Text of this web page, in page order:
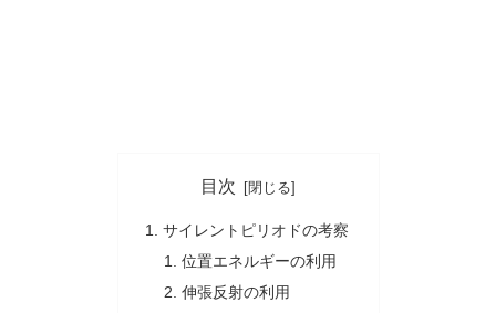
目次
サイレントピリオドの考察
位置エネルギーの利用
伸張反射の利用